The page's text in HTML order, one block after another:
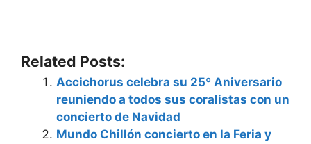
Related Posts:
Accichorus celebra su 25º Aniversario
reuniendo a todos sus coralistas con un
concierto de Navidad
Mundo Chillón concierto en la Feria y